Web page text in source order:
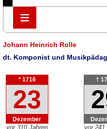
≡
≡
Johann Heinrich Rolle
dt. Komponist und
* 1716
23
Dezember
vor 310 Jahren
†
vor 241